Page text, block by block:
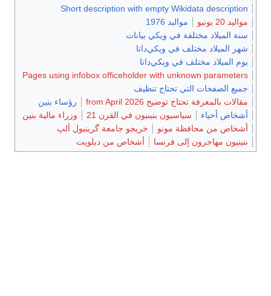
Short description with empty Wikidata description
مواليد 20 يونيو
مواليد 1976
سنة الميلاد مختلفة في ويكي بيانات
شهر الميلاد مختلف في ويكي‌داتا
يوم الميلاد مختلف في ويكي‌داتا
Pages using infobox officeholder with unknown parameters
جميع الصفحات التي تحتاج تنظيف
مقالات بالمعرفة تحتاج توضيح from April 2026
رؤساء بنين
أشخاص أحياء
سياسيون بنينيون في القرن 21
وزراء مالية بنين
أشخاص من محافظة مونو
خريجو جامعة گرينبول ألپ
بنينيون مهاجرون إلى فرنسا
أشخاص من ديلويت